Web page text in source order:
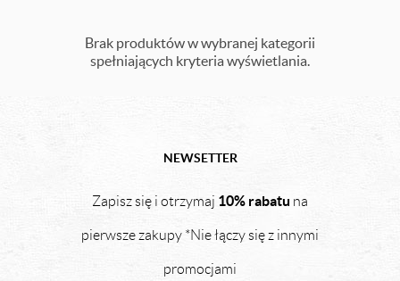
Brak produktów w wybranej kategorii
spełniających kryteria wyświetlania.
NEWSETTER
Zapisz się i otrzymaj 10% rabatu na
pierwsze zakupy *Nie łączy się z innymi
promocjami